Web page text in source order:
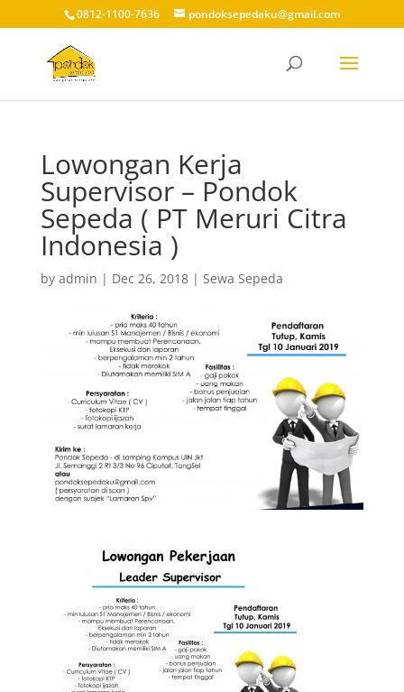
0812-1100-7636 pondoksepedaku@gmail.com
Lowongan Kerja
Supervisor – Pondok
Sepeda ( PT Meruri Citra
Indonesia )
by admin | Dec 26, 2018| Sewa Sepeda